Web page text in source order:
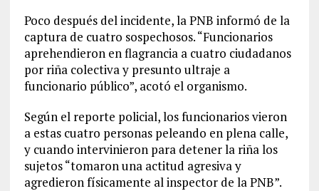
Poco después del incidente, la PNB informó de la
captura de cuatro sospechosos. “Funcionarios
aprehendieron en flagrancia a cuatro ciudadanos
por riña colectiva y presunto ultraje a
funcionario público”, acotó el organismo.
Según el reporte policial, los funcionarios vieron
a estas cuatro personas peleando en plena calle,
y cuando intervinieron para detener la riña los
sujetos “tomaron una actitud agresiva y
agredieron físicamente al inspector de la PNB”.